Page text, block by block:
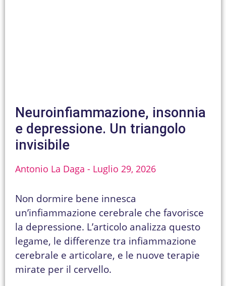
Neuroinfiammazione, insonnia
e depressione. Un triangolo
invisibile
Antonio La Daga Luglio 29, 2026
Non dormire bene innesca
un’infiammazione cerebrale che favorisce
la depressione. L’articolo analizza questo
legame, le differenze tra infiammazione
cerebrale e articolare, e le nuove terapie
mirate per il cervello.